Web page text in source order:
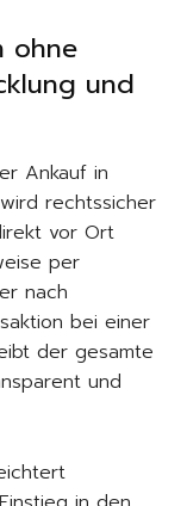
ohne
und
Ankauf in
rechtssicher
vor Ort
per
nach
bei einer
der gesamte
und